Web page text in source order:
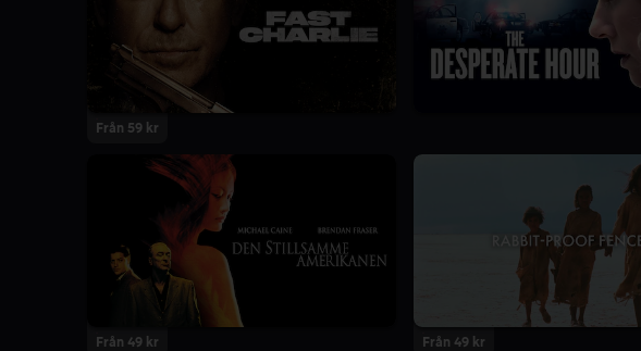
Från 59 kr
Från 49 kr Från 49 kr